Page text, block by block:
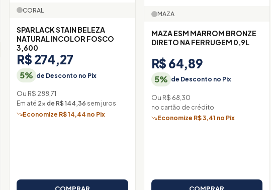
CORAL
SPARLACK STAIN BELEZA
NATURAL INCOLOR FOSCO
3,600
R$ 274,27
5% de Desconto no Pix
Ou R$ 288,71
Em até 2× de R$ 144,36 sem juros
Economize R$ 14,44 no Pix
MAZA
MAZA ESM MARROM BRONZE
DIRETO NA FERRUGEM 0,9L
R$ 64,89
5% de Desconto no Pix
Ou R$ 68,30
no cartão de crédito
Economize R$ 3,41 no Pix